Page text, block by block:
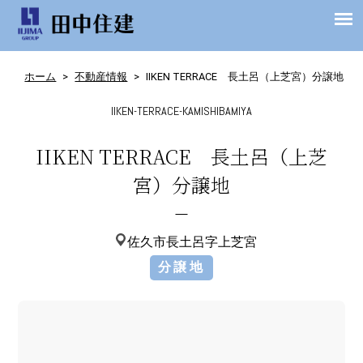
ホーム > 不動産情報 > IIKEN TERRACE 長土呂（上芝宮）分譲地
IIKEN-TERRACE-KAMISHIBAMIYA
IIKEN TERRACE 長土呂（上芝
宮）分譲地
佐久市長土呂字上芝宮
分譲地